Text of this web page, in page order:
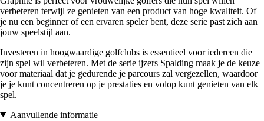
verbeteren terwijl ze genieten van een product van hoge kwaliteit. Of
je nu een beginner of een ervaren speler bent, deze serie past zich aan
jouw speelstijl aan.
Investeren in hoogwaardige golfclubs is essentieel voor iedereen die
zijn spel wil verbeteren. Met de serie ijzers Spalding maak je de keuze
voor materiaal dat je gedurende je parcours zal vergezellen, waardoor
je je kunt concentreren op je prestaties en volop kunt genieten van elk
spel.
Aanvullende informatie